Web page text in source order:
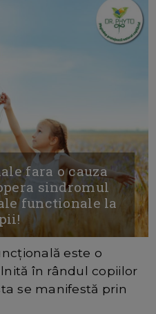
fara o cauza
sindromul
functionale la
este o
în rândul copiilor
se manifestă prin